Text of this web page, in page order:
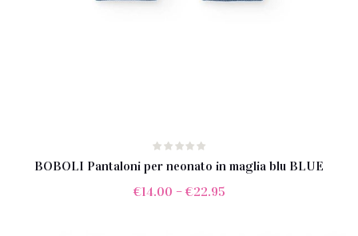
BOBOLI Pantaloni per neonato in maglia blu BLUE
€14.00 – €22.95